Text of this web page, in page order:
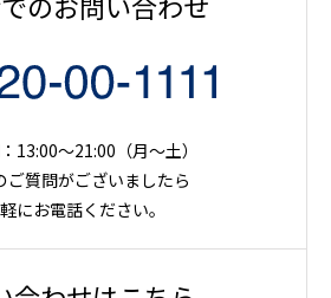
13:00～21:00（月〜土）
ご質問がございましたら
にお電話ください。